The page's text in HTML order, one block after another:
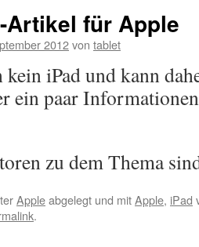
Artikel für Apple
2012von tablet
iPad und kann
ein paar
zu dem Thema
Appleabgelegt und mitApple, iPad
.